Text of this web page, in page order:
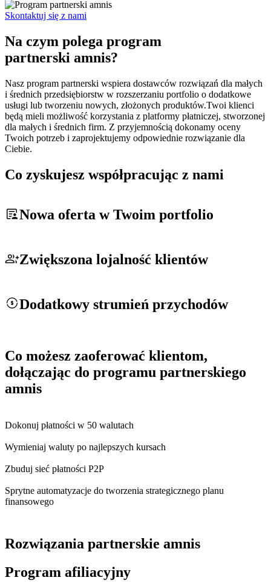
Skontaktuj się z nami
Na czym polega program
partnerski amnis?
Nasz program partnerski wspiera dostawców rozwiązań dla małych
i średnich przedsiębiorstw w rozszerzaniu portfolio o dodatkowe
usługi lub tworzeniu nowych, złożonych produktów.Twoi klienci
będą mieli możliwość korzystania z platformy płatniczej, stworzonej
dla małych i średnich firm. Z przyjemnością dokonamy oceny
Twoich potrzeb i zaprojektujemy odpowiednie rozwiązanie dla
Ciebie.
Co zyskujesz współpracując z nami
Nowa oferta w Twoim portfolio
Zwiększona lojalność klientów
Dodatkowy strumień przychodów
Co możesz zaoferować klientom,
dołączając do programu partnerskiego
amnis
Dokonuj płatności w 50 walutach
Wymieniaj waluty po najlepszych kursach
Zbuduj sieć płatności P2P
Sprytne automatyzacje do tworzenia strategicznego planu
finansowego
Rozwiązania partnerskie amnis
Program afiliacyjny